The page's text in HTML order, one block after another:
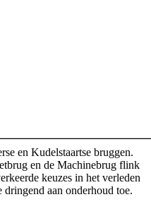
en Kudelstaartse bruggen.
en de Machinebrug flink
keuzes in het verleden
dringend aan onderhoud toe.